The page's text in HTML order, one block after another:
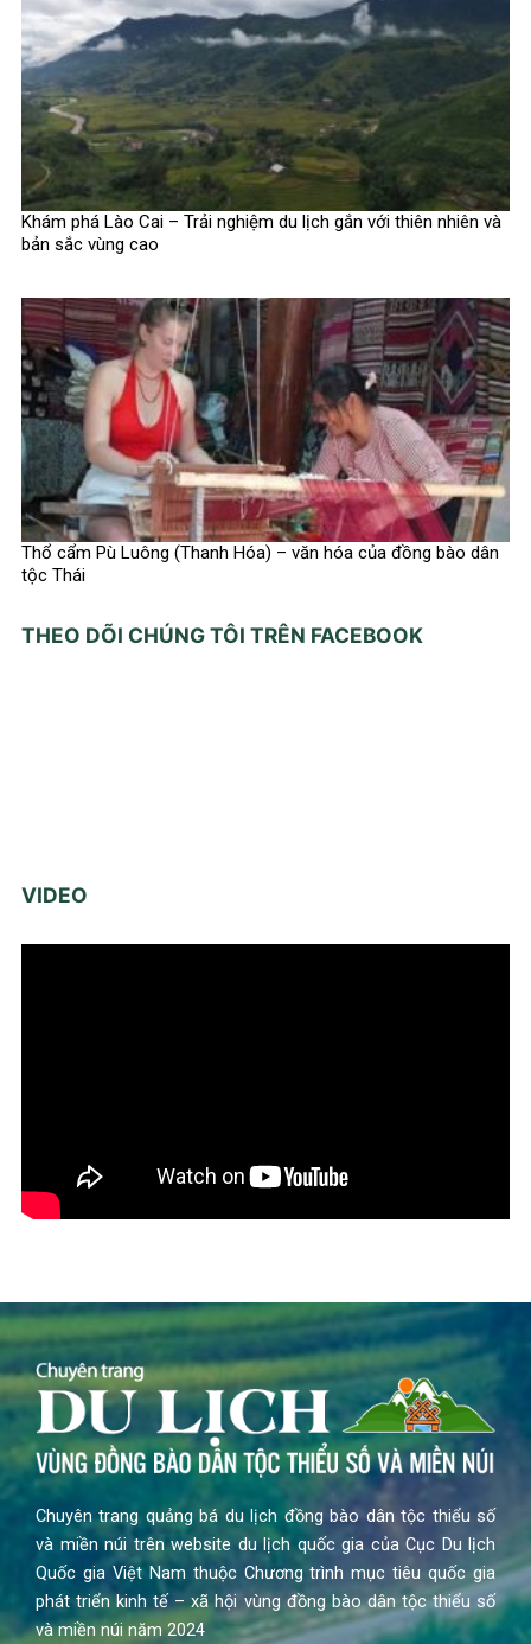
Khám phá Lào Cai – Trải nghiệm du lịch gắn với thiên nhiên và
bản sắc vùng cao
Thổ cẩm Pù Luông (Thanh Hóa) – văn hóa của đồng bào dân
tộc Thái
THEO DÕI CHÚNG TÔI TRÊN FACEBOOK
VIDEO
Chuyên trang quảng bá du lịch đồng bào dân tộc thiểu số
và miền núi trên website du lịch quốc gia của Cục Du lịch
Quốc gia Việt Nam thuộc Chương trình mục tiêu quốc gia
phát triển kinh tế – xã hội vùng đồng bào dân tộc thiểu số
và miền núi năm 2024